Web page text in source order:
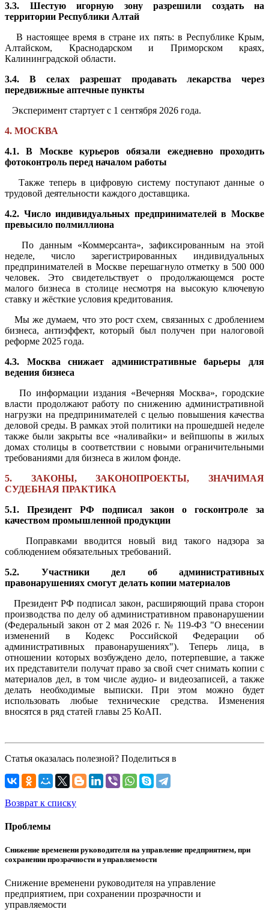
3.3. Шестую игорную зону разрешили создать на
территории Республики Алтай
В настоящее время в стране их пять: в Республике Крым,
Алтайском, Краснодарском и Приморском краях,
Калининградской области.
3.4. В селах разрешат продавать лекарства через
передвижные аптечные пункты
Эксперимент стартует с 1 сентября 2026 года.
4. МОСКВА
4.1. В Москве курьеров обязали ежедневно проходить
фотоконтроль перед началом работы
Также теперь в цифровую систему поступают данные о
трудовой деятельности каждого доставщика.
4.2. Число индивидуальных предпринимателей в Москве
превысило полмиллиона
По данным «Коммерсанта», зафиксированным на этой
неделе, число зарегистрированных индивидуальных
предпринимателей в Москве перешагнуло отметку в 500 000
человек. Это свидетельствует о продолжающемся росте
малого бизнеса в столице несмотря на высокую ключевую
ставку и жёсткие условия кредитования.
Мы же думаем, что это рост схем, связанных с дроблением
бизнеса, антиэффект, который был получен при налоговой
реформе 2025 года.
4.3. Москва снижает административные барьеры для
ведения бизнеса
По информации издания «Вечерняя Москва», городские
власти продолжают работу по снижению административной
нагрузки на предпринимателей с целью повышения качества
деловой среды. В рамках этой политики на прошедшей неделе
также были закрыты все «наливайки» и вейпшопы в жилых
домах столицы в соответствии с новыми ограничительными
требованиями для бизнеса в жилом фонде.
5. ЗАКОНЫ, ЗАКОНОПРОЕКТЫ, ЗНАЧИМАЯ
СУДЕБНАЯ ПРАКТИКА
5.1. Президент РФ подписал закон о госконтроле за
качеством промышленной продукции
Поправками вводится новый вид такого надзора за
соблюдением обязательных требований.
5.2. Участники дел об административных
правонарушениях смогут делать копии материалов
Президент РФ подписал закон, расширяющий права сторон
производства по делу об административном правонарушении
(Федеральный закон от 2 мая 2026 г. № 119-ФЗ "О внесении
изменений в Кодекс Российской Федерации об
административных правонарушениях"). Теперь лица, в
отношении которых возбуждено дело, потерпевшие, а также
их представители получат право за свой счет снимать копии с
материалов дел, в том числе аудио- и видеозаписей, а также
делать необходимые выписки. При этом можно будет
использовать любые технические средства. Изменения
вносятся в ряд статей главы 25 КоАП.
Статья оказалась полезной? Поделиться в
Возврат к списку
Проблемы
Снижение временени руководителя на управление предприятием, при
сохранении прозрачности и управляемости
Снижение временени руководителя на управление
предприятием, при сохранении прозрачности и
управляемости